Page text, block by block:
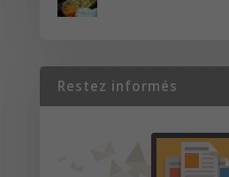
Restez informés